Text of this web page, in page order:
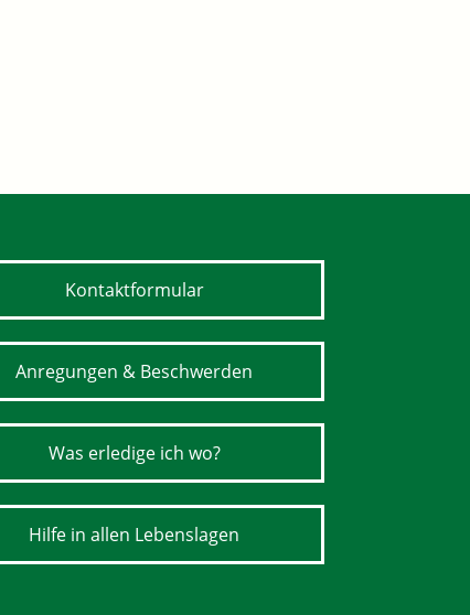
Kontaktformular
Anregungen & Beschwerden
Was erledige ich wo?
Hilfe in allen Lebenslagen